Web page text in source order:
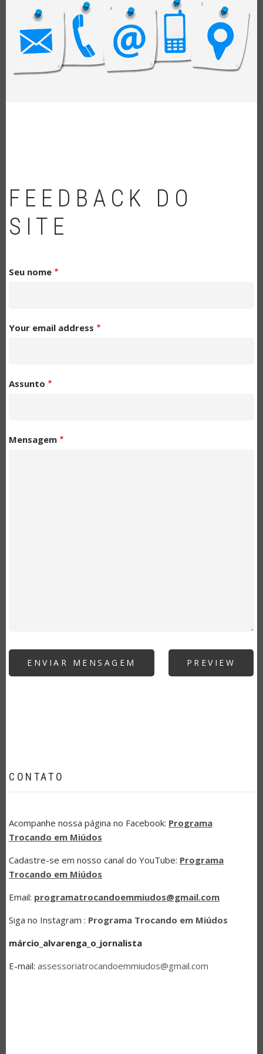
NAVEGAÇÃO
FEEDBACK DO
SITE
Seu nome
Your email address
Assunto
Mensagem
CONTATO
Acompanhe nossa página no Facebook: Programa
Trocando em Miúdos
Cadastre-se em nosso canal do YouTube: Programa
Trocando em Miúdos
Email: programatrocandoemmiudos@gmail.com
Siga no Instagram : Programa Trocando em Miúdos
márcio_alvarenga_o_jornalista
E-mail: assessoriatrocandoemmiudos@gmail.com